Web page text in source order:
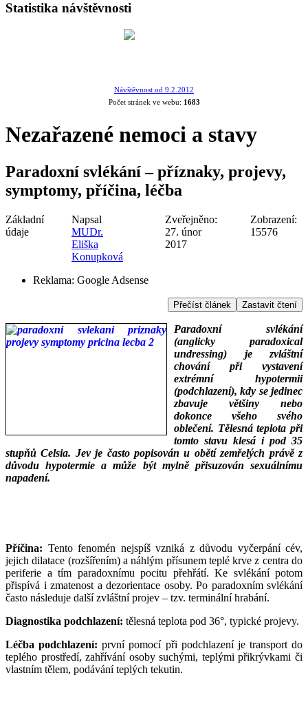
Statistika návštěvnosti
Návštěvnost od 9.2.2012
Počet stránek ve webu: 1683
Nezařazené nemoci a stavy
Paradoxní svlékání – příznaky, projevy,
symptomy, příčina, léčba
Základní
údaje
Napsal
MUDr.
Eliška
Konupková
Zveřejněno:
27. únor
2017
Zobrazení:
15576
Reklama: Google Adsense
Přečíst článek Zastavit čtení
Paradoxní svlékání
(anglicky paradoxical
undressing) je zvláštní
chování při vystavení
extrémní hypotermii
(podchlazení), kdy se jedinec
zbavuje většiny nebo
dokonce všeho svého
oblečení. Tělesná teplota při
tomto stavu klesá i pod 35
stupňů Celsia. Jev je často popisován u obětí zemřelých právě z
důvodu hypotermie a může být mylně přisuzován sexuálnímu
napadení.
Příčina: Tento fenomén nejspíš vzniká z důvodu vyčerpání cév,
jejich dilatace (rozšířením) a náhlým přísunem teplé krve z centra do
periferie a tím paradoxnímu pocitu přehřátí. Ke svlékání potom
přispívá i zmatenost a dezorientace osoby. Po paradoxním svlékání
často následuje další zvláštní projev – tzv. terminální hrabání.
Diagnostika podchlazení: tělesná teplota pod 36°, typické projevy.
Léčba podchlazení: první pomocí při podchlazení je transport do
teplého prostředí, zahřívání osoby suchými, teplými přikrývkami či
vlastním tělem, podávání teplých tekutin.